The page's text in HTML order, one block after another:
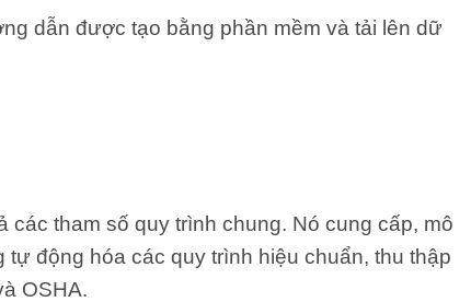
dẫn được tạo bằng phần mềm và tải lên dữ
tham số quy trình chung. Nó cung cấp, mô
động hóa các quy trình hiệu chuẩn, thu thập
OSHA.